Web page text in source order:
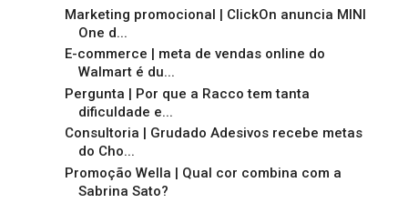
Marketing promocional | ClickOn anuncia MINI
One d...
E-commerce | meta de vendas online do
Walmart é du...
Pergunta | Por que a Racco tem tanta
dificuldade e...
Consultoria | Grudado Adesivos recebe metas
do Cho...
Promoção Wella | Qual cor combina com a
Sabrina Sato?